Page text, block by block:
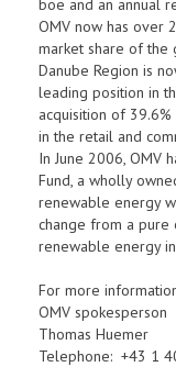
boe and an annual
OMV now has over
market share of the
Danube Region is
leading position in
acquisition of
in the retail and
In June 2006, OMV
Fund, a wholly
renewable energy
change from a pure
renewable energy
For more
OMV spokesperson
Thomas Huemer
Telephone: +43 1